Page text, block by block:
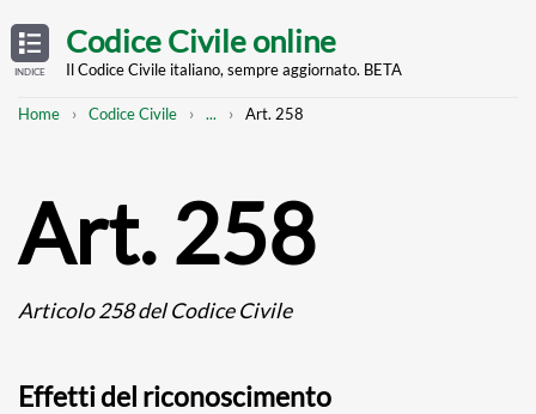
TABLE
OF
CONTENTS
INDICE
main
Codice Civile online
Il Codice Civile italiano, sempre aggiornato. BETA
Breadcrumb
Home Codice Civile
Mostra
... Art. 258
Art. 258
Articolo 258 del Codice Civile
Effetti del riconoscimento